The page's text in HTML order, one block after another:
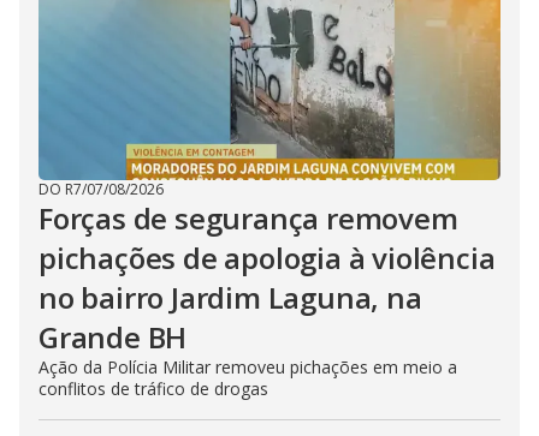
DO R7/07/08/2026
Forças de segurança removem
pichações de apologia à violência
no bairro Jardim Laguna, na
Grande BH
Ação da Polícia Militar removeu pichações em meio a
conflitos de tráfico de drogas